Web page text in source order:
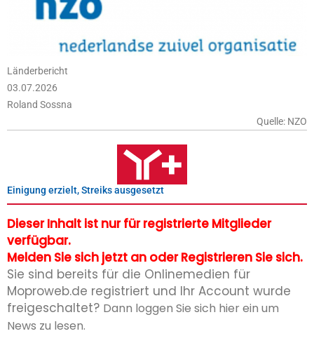
Länderbericht
03.07.2026
Roland Sossna
Quelle: NZO
Einigung erzielt, Streiks ausgesetzt
Dieser Inhalt ist nur für registrierte Mitglieder
verfügbar.
Melden Sie sich jetzt an oder Registrieren Sie sich.
Sie sind bereits für die Onlinemedien für
Moproweb.de registriert und Ihr Account wurde
freigeschaltet? Dann loggen Sie sich hier ein um
News zu lesen.